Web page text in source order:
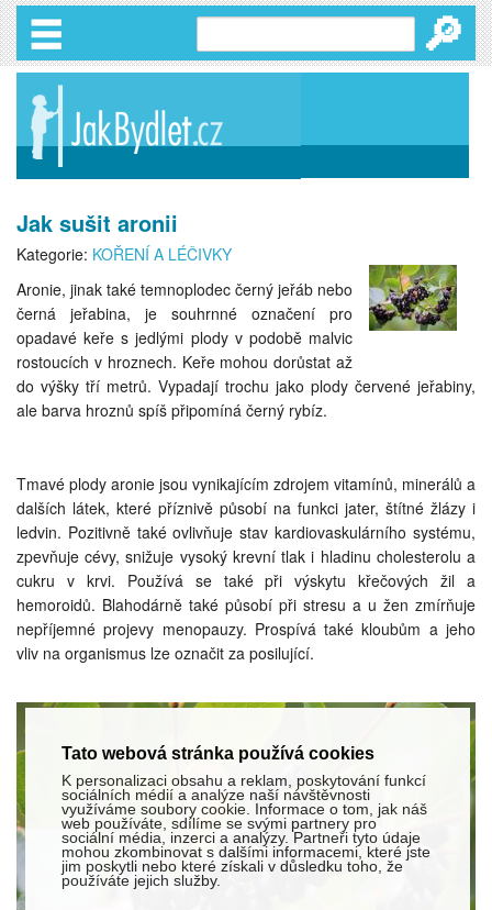
🔎
Jak sušit aronii
Kategorie: KOŘENÍ A LÉČIVKY
Aronie, jinak také temnoplodec černý jeřáb nebo
černá jeřabina, je souhrnné označení pro
opadavé keře s jedlými plody v podobě malvic
rostoucích v hroznech. Keře mohou dorůstat až
do výšky tří metrů. Vypadají trochu jako plody červené jeřabiny,
ale barva hroznů spíš připomíná černý rybíz.
Tmavé plody aronie jsou vynikajícím zdrojem vitamínů, minerálů a
dalších látek, které příznivě působí na funkci jater, štítné žlázy i
ledvin. Pozitivně také ovlivňuje stav kardiovaskulárního systému,
zpevňuje cévy, snižuje vysoký krevní tlak i hladinu cholesterolu a
cukru v krvi. Používá se také při výskytu křečových žil a
hemoroidů. Blahodárně také působí při stresu a u žen zmírňuje
nepříjemné projevy menopauzy. Prospívá také kloubům a jeho
vliv na organismus lze označit za posilující.
Tato webová stránka používá cookies
K personalizaci obsahu a reklam, poskytování funkcí
sociálních médií a analýze naší návštěvnosti
využíváme soubory cookie. Informace o tom, jak náš
web používáte, sdílíme se svými partnery pro
sociální média, inzerci a analýzy. Partneři tyto údaje
mohou zkombinovat s dalšími informacemi, které jste
jim poskytli nebo které získali v důsledku toho, že
používáte jejich služby.